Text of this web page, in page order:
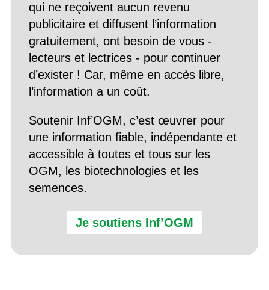
qui ne reçoivent aucun revenu
publicitaire et diffusent l’information
gratuitement, ont besoin de vous -
lecteurs et lectrices - pour continuer
d’exister ! Car, même en accès libre,
l’information a un coût.
Soutenir Inf’OGM, c’est œuvrer pour
une information fiable, indépendante et
accessible à toutes et tous sur les
OGM, les biotechnologies et les
semences.
Je soutiens Inf’OGM